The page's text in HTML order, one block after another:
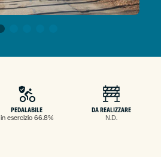
PEDALABILE
in esercizio 66.8%
DA REALIZZARE
N.D.